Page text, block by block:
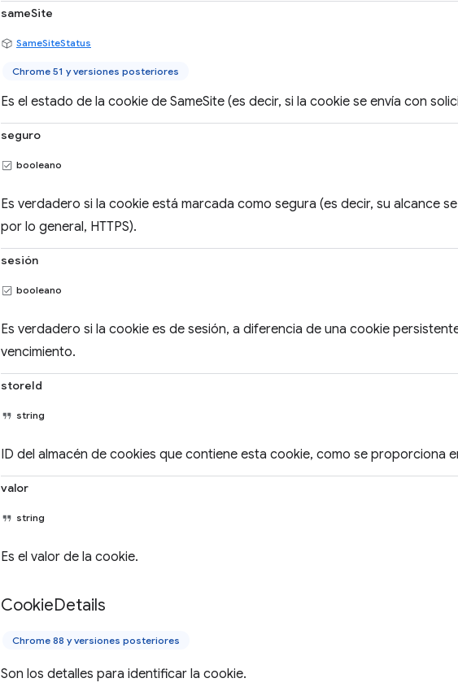
sameSite
SameSiteStatus
Chrome 51 y versiones posteriores
Es el estado de la cookie de SameSite (es decir, si la cookie se envía con
seguro
booleano
Es verdadero si la cookie está marcada como segura (es decir, su alcance
por lo general, HTTPS).
sesión
booleano
Es verdadero si la cookie es de sesión, a diferencia de una cookie
vencimiento.
storeId
string
ID del almacén de cookies que contiene esta cookie, como se proporciona
valor
string
Es el valor de la cookie.
CookieDetails
Chrome 88 y versiones posteriores
Son los detalles para identificar la cookie.